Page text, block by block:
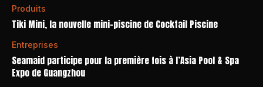
Produits
Tiki Mini, la nouvelle mini-piscine de Cocktail Piscine
Entreprises
Seamaid participe pour la première fois à l’Asia Pool & Spa
Expo de Guangzhou